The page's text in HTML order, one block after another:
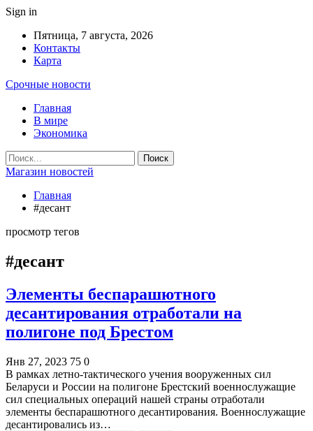
Sign in
Пятница, 7 августа, 2026
Контакты
Карта
Срочные новости
Главная
В мире
Экономика
Магазин новостей
Главная
#десант
просмотр тегов
#десант
Элементы беспарашютного
десантирования отработали на
полигоне под Брестом
Янв 27, 2023 75 0
В рамках летно-тактического учения вооруженных сил
Беларуси и России на полигоне Брестский военнослужащие
сил специальных операций нашей страны отработали
элементы беспарашютного десантирования. Военнослужащие
десантировались из…